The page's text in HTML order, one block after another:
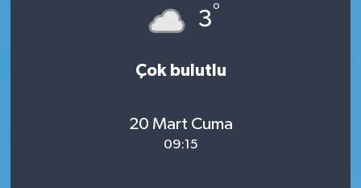
3°
Çok bulutlu
20 Mart Cuma
09:15